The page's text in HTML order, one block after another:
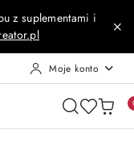
z suplementami i
Moje konto